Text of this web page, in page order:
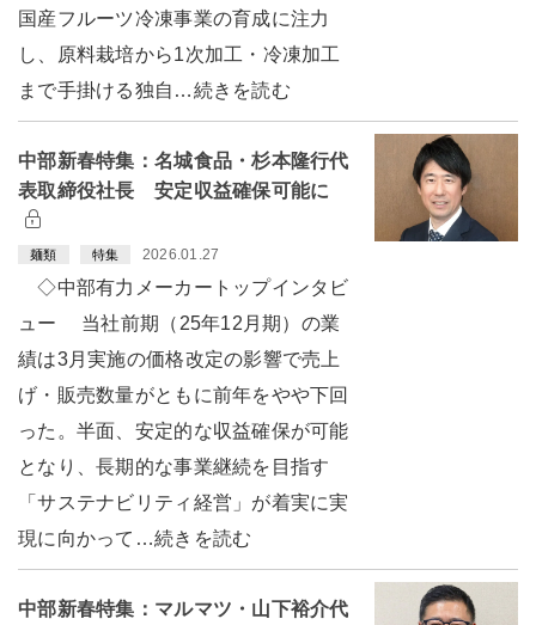
国産フルーツ冷凍事業の育成に注力
し、原料栽培から1次加工・冷凍加工
まで手掛ける独自…続きを読む
中部新春特集：名城食品・杉本隆行代
表取締役社長 安定収益確保可能に
麺類 特集 2026.01.27
◇中部有力メーカートップインタビ
ュー 当社前期（25年12月期）の業
績は3月実施の価格改定の影響で売上
げ・販売数量がともに前年をやや下回
った。半面、安定的な収益確保が可能
となり、長期的な事業継続を目指す
「サステナビリティ経営」が着実に実
現に向かって…続きを読む
中部新春特集：マルマツ・山下裕介代